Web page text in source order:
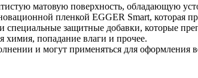
матовую поверхность, обладающую
пленкой EGGER Smart, которая
специальные защитные добавки, которые
химия, попадание влаги и прочее.
и могут применяться для оформления